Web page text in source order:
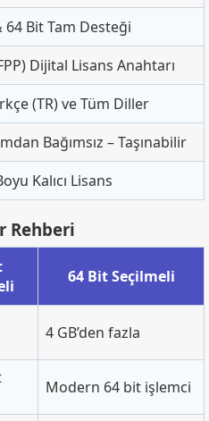
64 Bit Tam Desteği
Dijital Lisans Anahtarı
(TR) ve Tüm Diller
Bağımsız – Taşınabilir
Kalıcı Lisans
Rehberi
64 Bit Seçilmeli
4 GB’den fazla
Modern 64 bit işlemci